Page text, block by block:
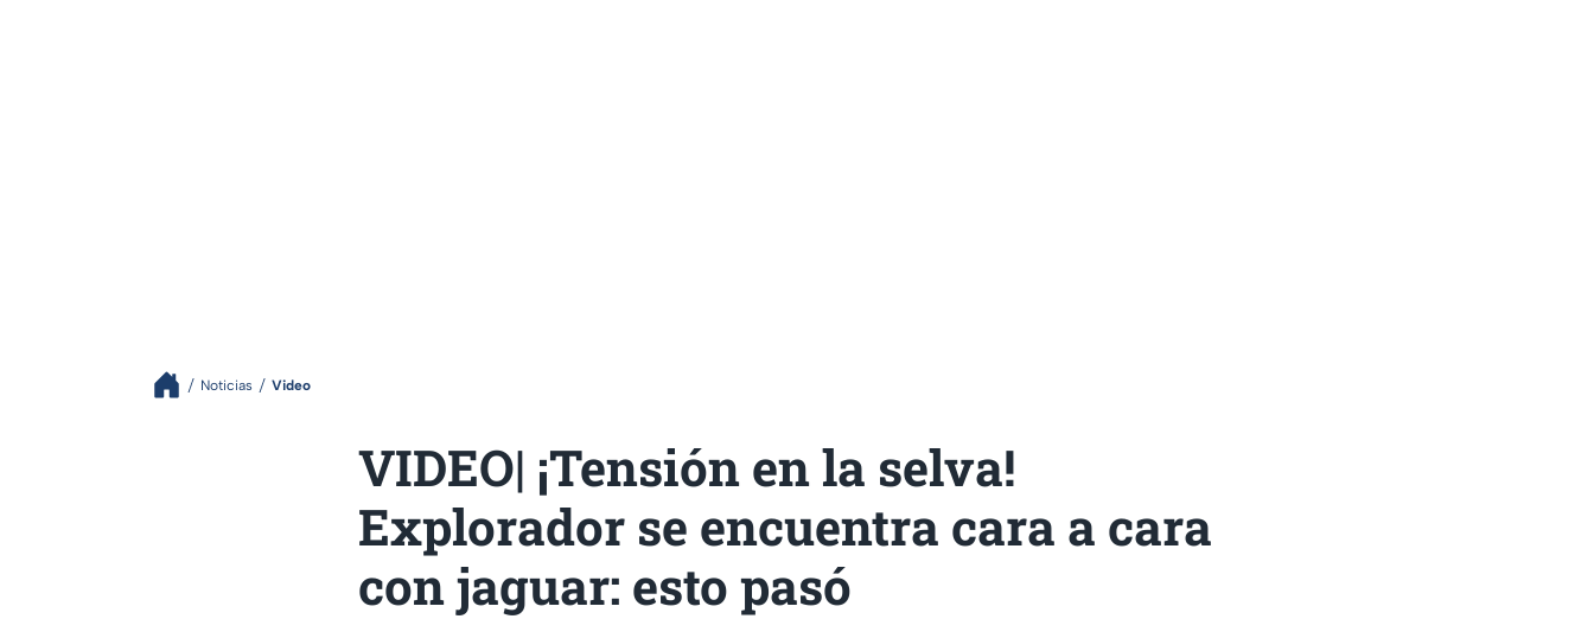
Noticias Video
VIDEO| ¡Tensión en la selva!
Explorador se encuentra cara a cara
con jaguar: esto pasó